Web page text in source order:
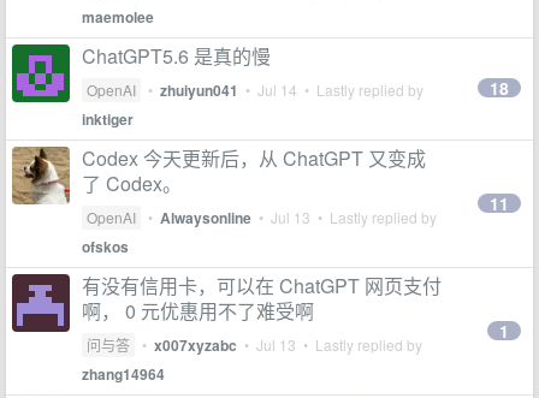
maemolee
ChatGPT5.6 是真的慢
OpenAI • zhuiyun041 • Jul 14 • Lastly replied by
inktiger
18
Codex 今天更新后，从 ChatGPT 又变成
了 Codex。
OpenAI • Alwaysonline • Jul 13 • Lastly replied by
ofskos
11
有没有信用卡，可以在 ChatGPT 网页支付
啊， 0 元优惠用不了难受啊
问与答 • x007xyzabc • Jul 13 • Lastly replied by
zhang14964
1